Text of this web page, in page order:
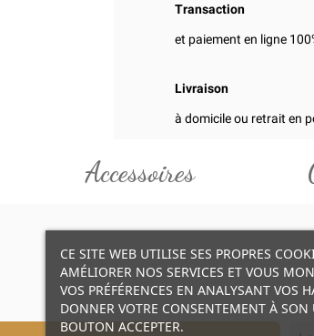
Transaction
et paiement en ligne
Livraison
à domicile ou retrait en
Accessoires
CE SITE WEB UTILISE SES PROPRES
AMÉLIORER NOS SERVICES ET VOUS
VOS PRÉFÉRENCES EN ANALYSANT VOS
DONNER VOTRE CONSENTEMENT À SON
BOUTON ACCEPTER.